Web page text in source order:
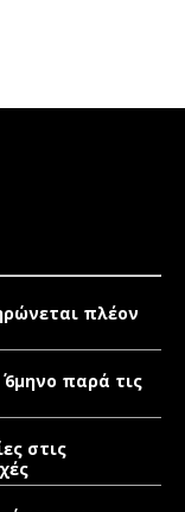
πλέον
6μηνο παρά τις
στις